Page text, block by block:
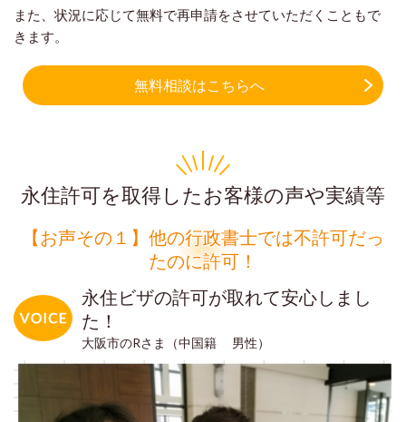
また、状況に応じて無料で再申請をさせていただくこともで
きます。
無料相談はこちらへ
永住許可を取得したお客様の声や実績等
【お声その１】他の行政書士では不許可だっ
たのに許可！
永住ビザの許可が取れて安心しまし
た！
大阪市のRさま（中国籍 男性）